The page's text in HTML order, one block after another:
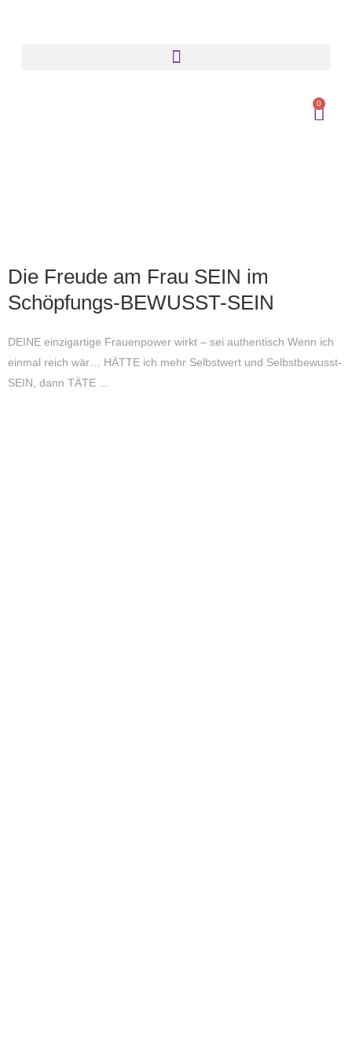
0
Die Freude am Frau SEIN im
Schöpfungs-BEWUSST-SEIN
DEINE einzigartige Frauenpower wirkt – sei authentisch Wenn ich
einmal reich wär… HÄTTE ich mehr Selbstwert und Selbstbewusst-
SEIN, dann TÄTE ...